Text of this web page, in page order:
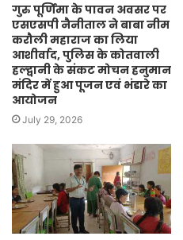
गुरु पूर्णिमा के पावन अवसर पर
एसएसपी नैनीताल ने बाबा नीम
करौली महाराज का लिया
आशीर्वाद, पुलिस के कोतवाली
हल्द्वानी के संकट मोचन हनुमान
मंदिर में हुआ पूजन एवं भंडारे का
आयोजन
July 29, 2026